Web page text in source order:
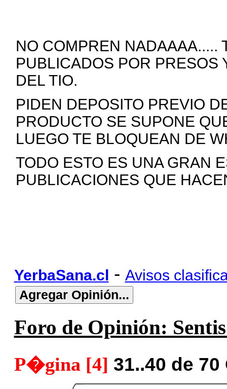
NO COMPREN NADAAAA.....
PUBLICADOS POR PRESOS
DEL TIO.
PIDEN DEPOSITO PREVIO
PRODUCTO SE SUPONE
LUEGO TE BLOQUEAN DE
TODO ESTO ES UNA GRAN
PUBLICACIONES QUE
YerbaSana.cl - Avisos
Foro de Opinión:
P�gina [4] 31..40 de